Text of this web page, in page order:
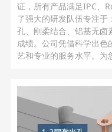
证，所有产品满足IPC、
了强大的研发队伍专注于
孔、刚柔结合、铝基无卤
成绩。公司凭借科学出色
艺和专业的服务水平。为